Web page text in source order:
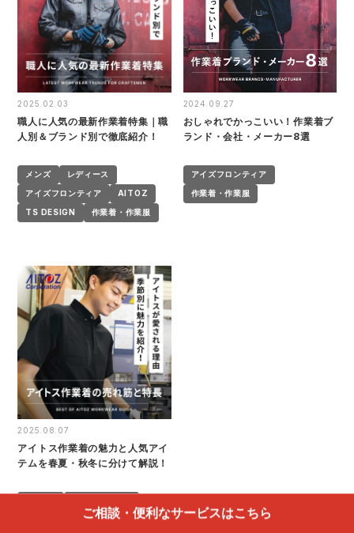
2025.02.03
職人に人気の最新作業着特集｜職
人別＆ブランド別で徹底紹介！
メンズ
レディース
アイズフロンティア
AITOZ
TS DESIGN
作業着・作業服
2024.09.27
おしゃれでかっこいい！作業着ブ
ランド・会社・メーカー8選
アイズフロンティア
作業着・作業服
2025.08.07
アイトス作業着の魅力と人気アイ
テムを春夏・秋冬に分けて解説！
ご相談・便利なサービスはこちら